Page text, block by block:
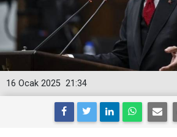
21:34
16 Ocak 2025